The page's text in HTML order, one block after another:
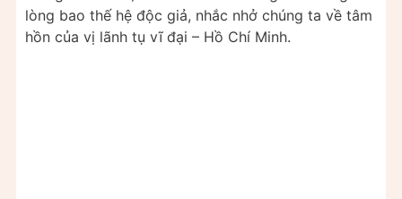
lòng bao thế hệ độc giả, nhắc nhở chúng ta về tâm
hồn của vị lãnh tụ vĩ đại – Hồ Chí Minh.